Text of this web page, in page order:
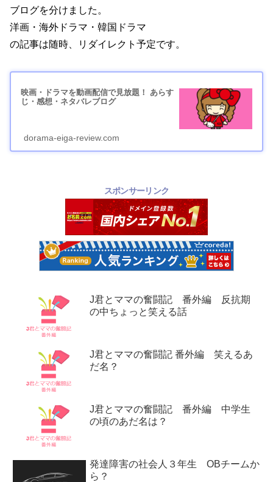
ブログを分けました。
洋画・海外ドラマ・韓国ドラマ
の記事は随時、リダイレクト予定です。
映画・ドラマを動画配信で見放題！ あらす
じ・感想・ネタバレブログ
dorama-eiga-review.com
スポンサーリンク
J君とママの奮闘記 番外編 反抗期
の中ちょっと笑える話
J君とママの奮闘記 番外編 笑えるあ
だ名？
J君とママの奮闘記 番外編 中学生
の頃のあだ名は？
発達障害の社会人３年生 OBチームか
ら？